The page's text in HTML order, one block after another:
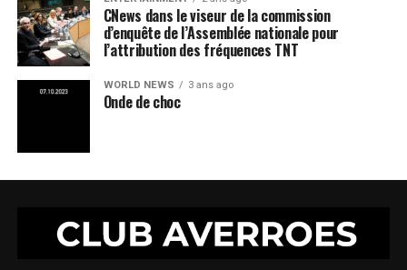
CNews dans le viseur de la commission
d’enquête de l’Assemblée nationale pour
l’attribution des fréquences TNT
WORLD NEWS 3 ans ago
Onde de choc